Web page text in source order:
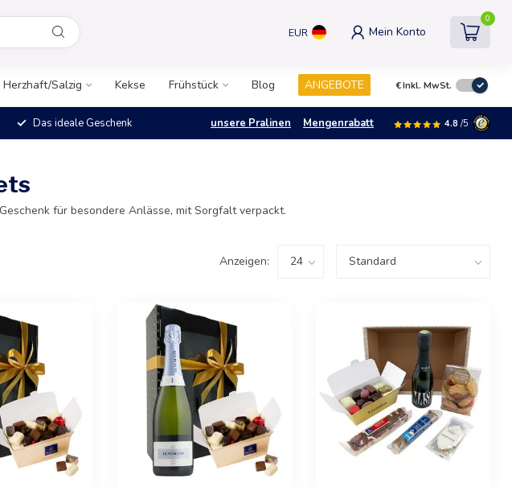
EUR Mein Konto
0
Herzhaft/Salzig Kekse Frühstück Blog ANGEBOTE €Inkl. MwSt.
Das ideale Geschenk unsere Pralinen Mengenrabatt 4.8 /5
für besondere Anlässe, mit Sorgfalt verpackt.
Anzeigen: